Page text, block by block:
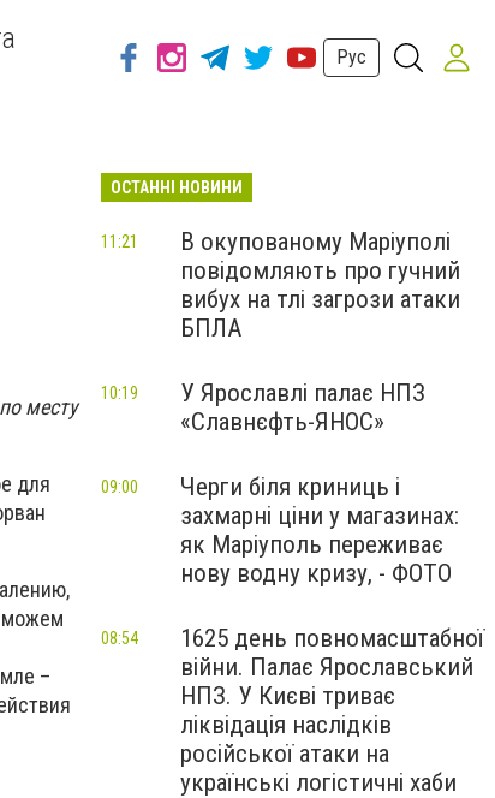
Рус
месту
для
можем
–
ОСТАННІ НОВИНИ
В окупованому Маріуполі
повідомляють про гучний
вибух на тлі загрози атаки
БПЛА
11:21
У Ярославлі палає НПЗ
«Славнєфть-ЯНОС»
10:19
Черги біля криниць і
захмарні ціни у магазинах:
як Маріуполь переживає
нову водну кризу, - ФОТО
09:00
1625 день повномасштабної
війни. Палає Ярославський
НПЗ. У Києві триває
ліквідація наслідків
російської атаки на
українські логістичні хаби
08:54